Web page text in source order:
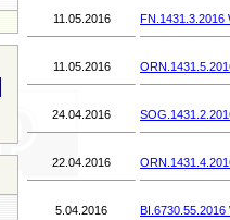
11.05.2016 FN.1431.3.2016
11.05.2016
24.04.2016
22.04.2016
5.04.2016